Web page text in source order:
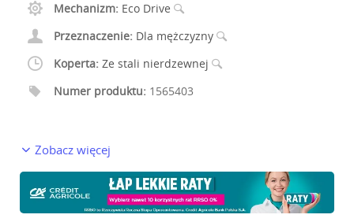
Mechanizm: Eco Drive
Przeznaczenie: Dla mężczyzny
Koperta: Ze stali nierdzewnej
Numer produktu: 1565403
Zobacz więcej